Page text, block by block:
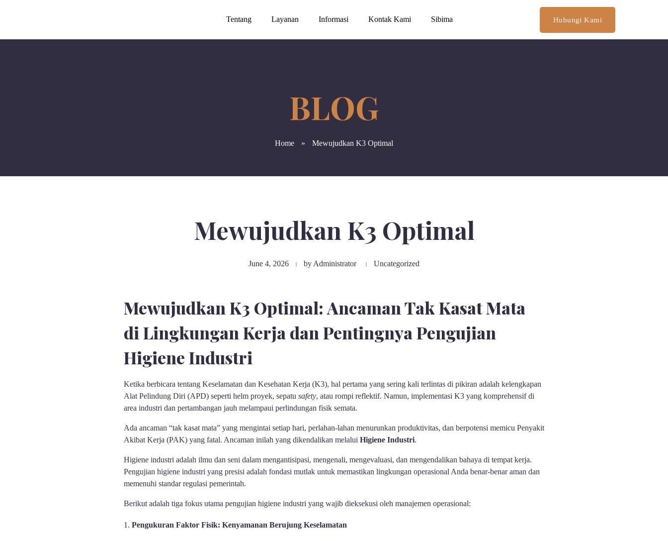
Tentang Layanan Informasi Kontak Kami Sibima Hubungi Kami
Home » Mewujudkan K3 Optimal
Mewujudkan K3 Optimal
June 4, 2026 by Administrator Uncategorized
Mewujudkan K3 Optimal: Ancaman Tak Kasat Mata
di Lingkungan Kerja dan Pentingnya Pengujian
Higiene Industri
Ketika berbicara tentang Keselamatan dan Kesehatan Kerja (K3), hal pertama yang sering kali terlintas di pikiran adalah kelengkapan
Alat Pelindung Diri (APD) seperti helm proyek, sepatu safety, atau rompi reflektif. Namun, implementasi K3 yang komprehensif di
area industri dan pertambangan jauh melampaui perlindungan fisik semata.
Ada ancaman “tak kasat mata” yang mengintai setiap hari, perlahan-lahan menurunkan produktivitas, dan berpotensi memicu Penyakit
Akibat Kerja (PAK) yang fatal. Ancaman inilah yang dikendalikan melalui Higiene Industri.
Higiene industri adalah ilmu dan seni dalam mengantisipasi, mengenali, mengevaluasi, dan mengendalikan bahaya di tempat kerja.
Pengujian higiene industri yang presisi adalah fondasi mutlak untuk memastikan lingkungan operasional Anda benar-benar aman dan
memenuhi standar regulasi pemerintah.
Berikut adalah tiga fokus utama pengujian higiene industri yang wajib dieksekusi oleh manajemen operasional:
Pengukuran Faktor Fisik: Kenyamanan Berujung Keselamatan